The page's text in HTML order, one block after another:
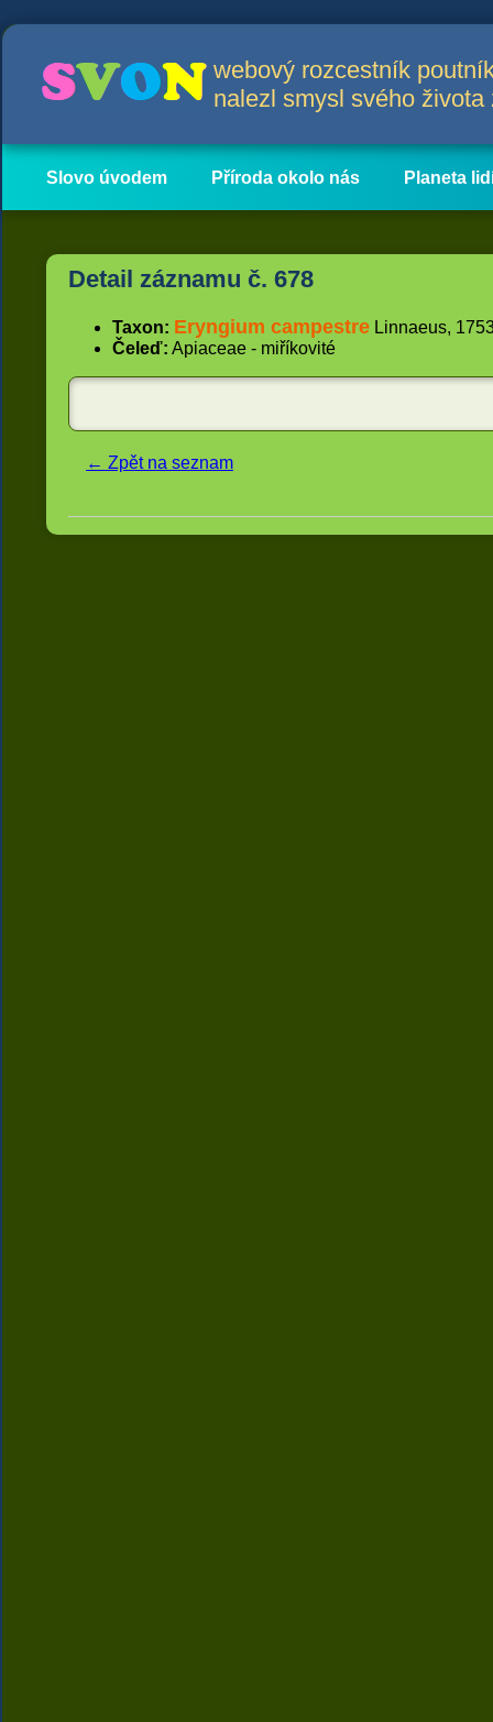
webový rozcestník
nalezl smysl svého
Slovo úvodem Příroda okolo nás Planeta
Hlavní obsah
Články
Detail záznamu č. 678
Taxon: Eryngium campestre Linnaeus,
Čeleď: Apiaceae - miříkovité
← Zpět na seznam